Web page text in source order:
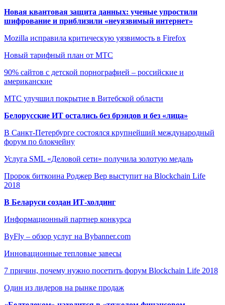
Новая квантовая защита данных: ученые упростили
шифрование и приблизили «неуязвимый интернет»
Mozilla исправила критическую уязвимость в Firefox
Новый тарифный план от МТС
90% сайтов с детской порнографией – российские и
американские
МТС улучшил покрытие в Витебской области
Белорусские ИТ остались без брэндов и без «лица»
В Санкт-Петербурге состоялся крупнейший международный
форум по блокчейну
Услуга SML «Деловой сети» получила золотую медаль
Пророк биткоина Роджер Вер выступит на Blockchain Life
2018
В Беларуси создан ИТ-холдинг
Информационный партнер конкурса
ByFly – обзор услуг на Bybanner.com
Инновационные тепловые завесы
7 причин, почему нужно посетить форум Blockchain Life 2018
Один из лидеров на рынке продаж